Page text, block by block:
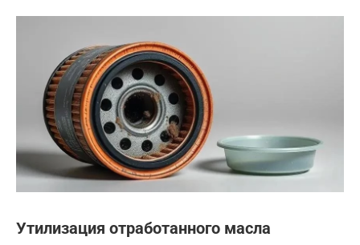
Утилизация отработанного масла